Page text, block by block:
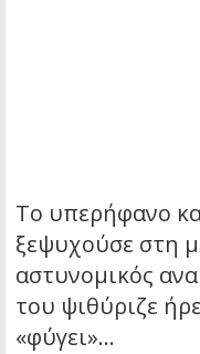
Το υπερήφανο
ξεψυχούσε στη
αστυνομικός
του ψιθύριζε
«φύγει»…